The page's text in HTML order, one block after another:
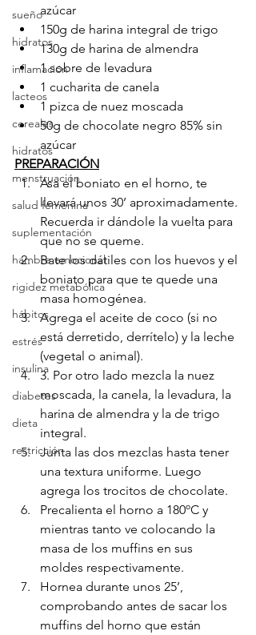
sueño
hidratos
inflamación
lacteos
cereales
hidratos
menstruación
salud femenina
suplementación
hambre emocional
rigidez metabólica
hábitos
estrés
insulina
diabetes
dieta
restricción
azúcar
150g de harina integral de trigo
130g de harina de almendra
1 sobre de levadura
1 cucharita de canela
1 pizca de nuez moscada
50g de chocolate negro 85% sin
azúcar
PREPARACIÓN
Asa el boniato en el horno, te
llevará unos 30’ aproximadamente.
Recuerda ir dándole la vuelta para
que no se queme.
Bate los dátiles con los huevos y el
boniato para que te quede una
masa homogénea.
Agrega el aceite de coco (si no
está derretido, derrítelo) y la leche
(vegetal o animal).
3. Por otro lado mezcla la nuez
moscada, la canela, la levadura, la
harina de almendra y la de trigo
integral.
Junta las dos mezclas hasta tener
una textura uniforme. Luego
agrega los trocitos de chocolate.
Precalienta el horno a 180ºC y
mientras tanto ve colocando la
masa de los muffins en sus
moldes respectivamente.
Hornea durante unos 25’,
comprobando antes de sacar los
muffins del horno que están